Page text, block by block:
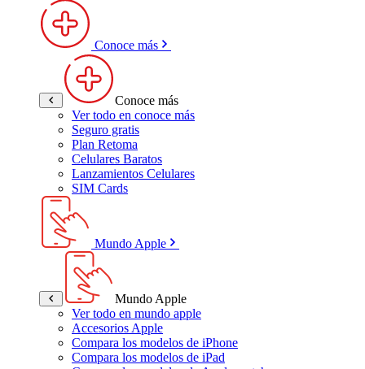
Conoce más
Conoce más
Ver todo en conoce más
Seguro gratis
Plan Retoma
Celulares Baratos
Lanzamientos Celulares
SIM Cards
Mundo Apple
Mundo Apple
Ver todo en mundo apple
Accesorios Apple
Compara los modelos de iPhone
Compara los modelos de iPad